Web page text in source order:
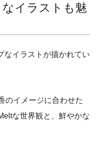
イラストも魅
なイラストが描かれてい
のイメージに合わせた
な世界観と、鮮やかな